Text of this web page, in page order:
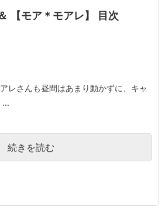
【モア＊モアレ】 目次
レさんも昼間はあまり動かずに、キャ
...
続きを読む